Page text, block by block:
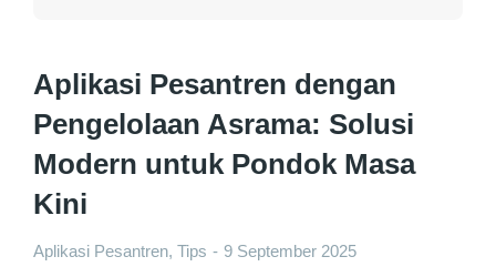
Aplikasi Pesantren dengan
Pengelolaan Asrama: Solusi
Modern untuk Pondok Masa
Kini
Aplikasi Pesantren, Tips 9 September 2025